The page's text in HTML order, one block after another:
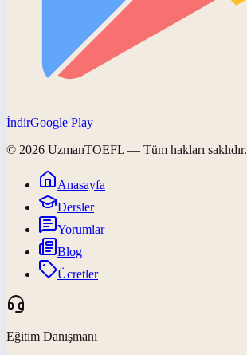
İndirGoogle Play
© 2026 UzmanTOEFL — Tüm hakları saklıdır.
Anasayfa
Dersler
Yorumlar
Blog
Ücretler
Eğitim Danışmanı